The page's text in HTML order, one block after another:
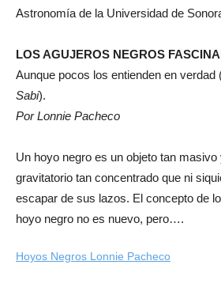
Astronomía de la Universidad de
LOS AGUJEROS NEGROS
Aunque pocos los entienden en verdad
Sabi).
Por Lonnie Pacheco
Un hoyo negro es un objeto tan
gravitatorio tan concentrado que ni
escapar de sus lazos. El concepto de
hoyo negro no es nuevo, pero….
Hoyos Negros Lonnie Pacheco